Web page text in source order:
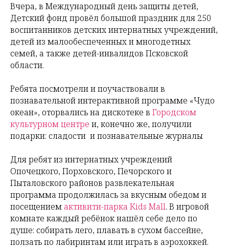
Вчера, в Международный день защиты детей,
Детский фонд провёл большой праздник для 250
воспитанников детских интернатных учреждений,
детей из малообеспеченных и многодетных
семей, а также детей-инвалидов Псковской
области.
Ребята посмотрели и поучаствовали в
познавательной интерактивной программе «Чудо
океан», оторвались на дискотеке в Городском
культурном центре и, конечно же, получили
подарки: сладости и познавательные журналы
Для ребят из интернатных учреждений
Опочецкого, Порховского, Печорского и
Пыталовского районов развлекательная
программа продолжилась за вкусным обедом и
посещением активити-парка Kids Mall. В игровой
комнате каждый ребёнок нашёл себе дело по
душе: собирать лего, плавать в сухом бассейне,
ползать по лабиринтам или играть в аэрохоккей.